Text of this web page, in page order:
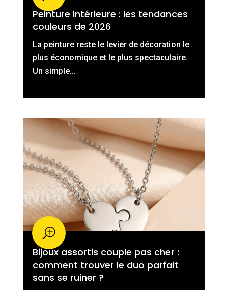
Peinture intérieure : les tendances
couleurs de 2026
La peinture reste le levier de décoration le
plus économique et le plus spectaculaire.
Un simple...
Bijoux assortis couple pas cher :
comment trouver le duo parfait
sans se ruiner ?